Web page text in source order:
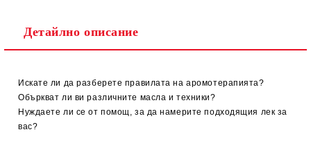
Детайлно описание
Искате ли да разберете правилата на аромотерапията?
Объркват ли ви различните масла и техники?
Нуждаете ли се от помощ, за да намерите подходящия лек за
вас?